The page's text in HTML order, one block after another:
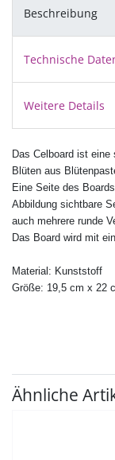
Beschreibung
Technische
Weitere Details
Das Celboard ist
Blüten aus
Eine Seite des
Abbildung sichtbare
auch mehrere runde
Das Board wird mit
Material: Kunststoff
Größe: 19,5 cm x 22
Ähnliche